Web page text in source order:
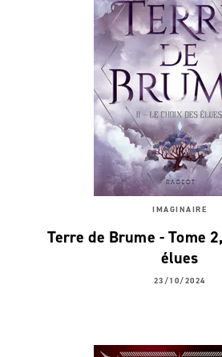
IMAGINAIRE
Terre de Brume - Tome
élues
23/10/2024